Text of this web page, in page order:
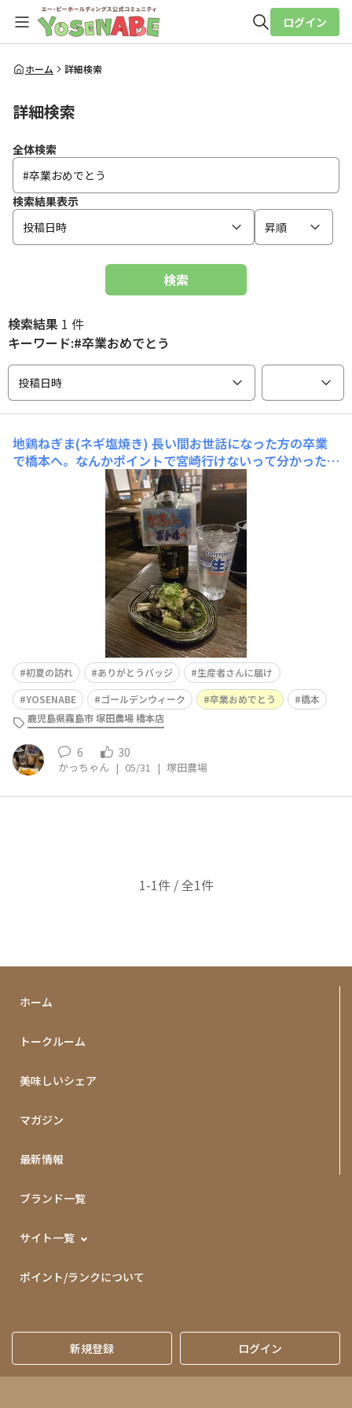
全体検索
ログイン
ホーム 詳細検索
詳細検索
全体検索
検索結果表示
投稿日時
昇順
検索
検索結果 1 件
キーワード:#卒業おめでとう
投稿日時
地鶏ねぎま(ネギ塩焼き) 長い間お世話になった方の卒業
で橋本へ。なんかポイントで宮崎行けないって分かった
ら、塚田農場から足が遠退いていました(笑)久しぶりの塚
田農場はやはり美味しいですね。また、通いたいと思いま
す！そして、卒業おめでとうございます！
初夏の訪れ ありがとうバッジ
生産者さんに届け
YOSENABE
ゴールデンウィーク 卒業おめでとう
橋本
鹿児島県霧島市 塚田農場 橋本店
6 30
かっちゃん | 05/31 | 塚田農場
1-1件 / 全1件
ホーム
トークルーム
美味しいシェア
マガジン
最新情報
ブランド一覧
サイト一覧
ポイント/ランクについて
新規登録 ログイン